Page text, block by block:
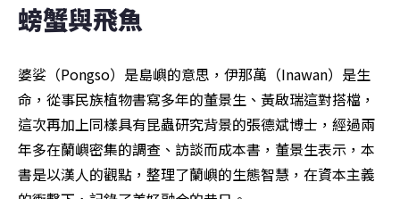
螃蟹與飛魚
婆娑（Pongso）是島嶼的意思，伊那萬（Inawan）是生
命，從事民族植物書寫多年的董景生、黃啟瑞這對搭檔，
這次再加上同樣具有昆蟲研究背景的張德斌博士，經過兩
年多在蘭嶼密集的調查、訪談而成本書，董景生表示，本
書是以漢人的觀點，整理了蘭嶼的生態智慧，在資本主義